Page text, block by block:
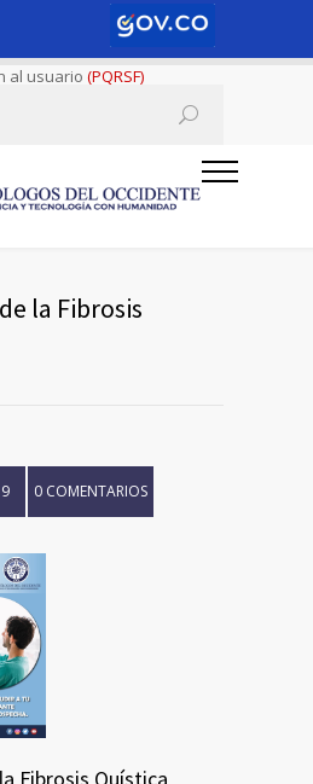
al usuario (PQRSF)
la Fibrosis
0 COMENTARIOS